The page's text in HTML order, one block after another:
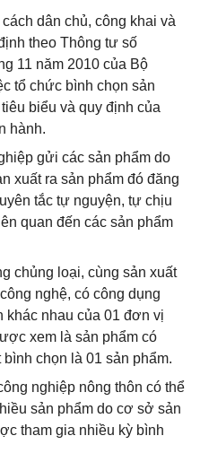
dân chủ, công khai và
theo Thông tư số
11 năm 2010 của Bộ
tổ chức bình chọn sản
biểu và quy định của
hành.
gửi các sản phẩm do
xuất ra sản phẩm đó đăng
tắc tự nguyện, tự chịu
quan đến các sản phẩm
chủng loại, cùng sản xuất
nghệ, có công dụng
khác nhau của 01 đơn vị
xem là sản phẩm có
chọn là 01 sản phẩm.
nghiệp nông thôn có thể
sản phẩm do cơ sở sản
tham gia nhiều kỳ bình